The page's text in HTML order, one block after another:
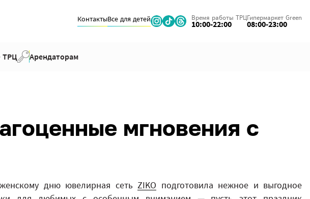
КонтактыВсе для детей Время работы ТРЦ
10:00-22:00
Гипермаркет Green
08:00-23:00
ТРЦ Арендаторам
мгновения с
дню ювелирная сетьZIKO подготовила нежное и выгодное